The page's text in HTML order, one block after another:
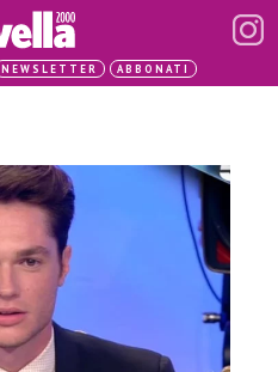
NEWSLETTER ABBONATI